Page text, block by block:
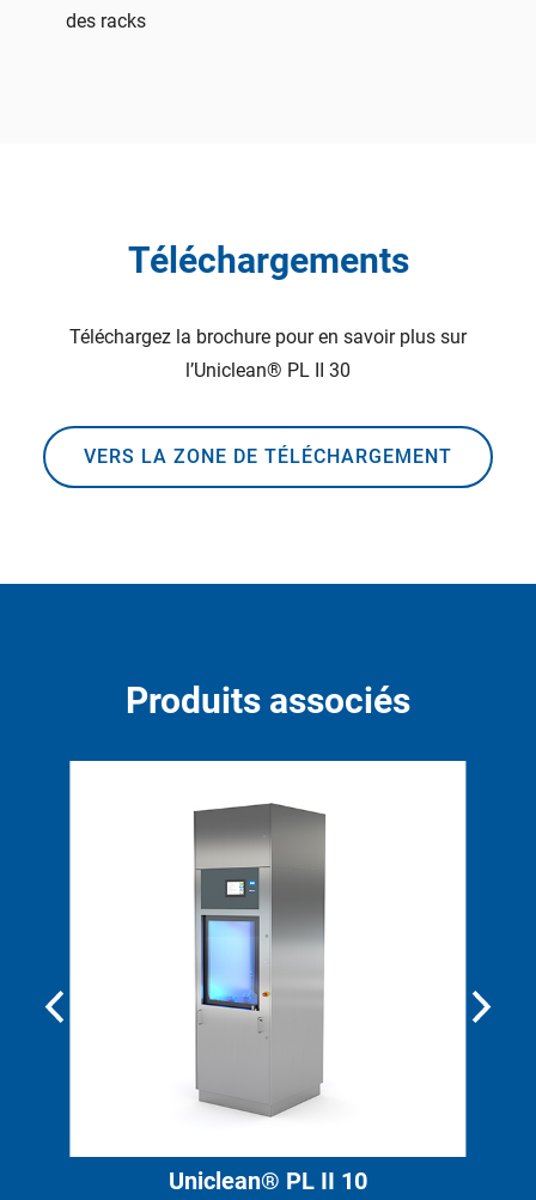
des racks
Téléchargements
Téléchargez la brochure pour en savoir plus sur
l’Uniclean® PL II 30
VERS LA ZONE DE TÉLÉCHARGEMENT
Produits associés
Uniclean® PL II 10